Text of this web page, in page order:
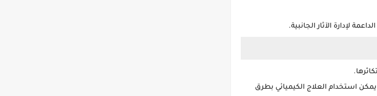
لإدارة الآثار الجانبية.
استخدام العلاج الكيميائي بطرق